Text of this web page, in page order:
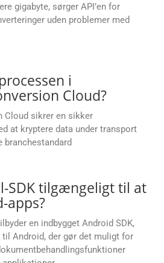
gigabyte, sørger API’en for
uden problemer med
i
Cloud?
Cloud sikrer en sikker
at kryptere data under transport
branchestandard
SDK tilgængeligt til at
apps?
en indbygget Android SDK,
til Android, der gør det muligt for